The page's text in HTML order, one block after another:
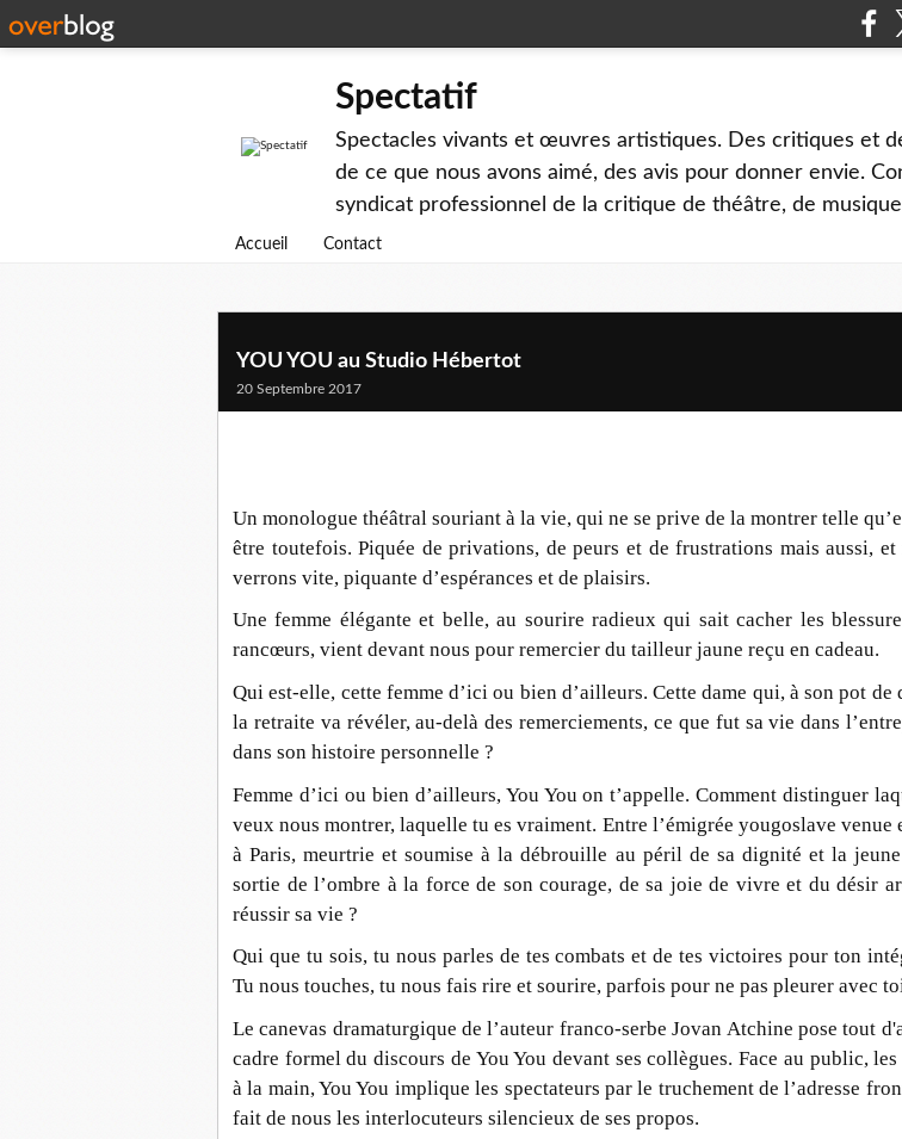
Spectatif
Spectacles vivants et œuvres artistiques. Des critiques et
de ce que nous avons aimé, des avis pour donner envie.
syndicat professionnel de la critique de théâtre, de
Accueil Contact
YOU YOU au Studio Hébertot
20 Septembre 2017
Un monologue théâtral souriant à la vie, qui ne se prive de la montrer telle
être toutefois. Piquée de privations, de peurs et de frustrations mais aussi, et
verrons vite, piquante d’espérances et de plaisirs.
Une femme élégante et belle, au sourire radieux qui sait cacher les
rancœurs, vient devant nous pour remercier du tailleur jaune reçu en cadeau.
Qui est-elle, cette femme d’ici ou bien d’ailleurs. Cette dame qui, à son pot de
la retraite va révéler, au-delà des remerciements, ce que fut sa vie dans
dans son histoire personnelle ?
Femme d’ici ou bien d’ailleurs, You You on t’appelle. Comment distinguer
veux nous montrer, laquelle tu es vraiment. Entre l’émigrée yougoslave venue
à Paris, meurtrie et soumise à la débrouille au péril de sa dignité et la
sortie de l’ombre à la force de son courage, de sa joie de vivre et du désir
réussir sa vie ?
Qui que tu sois, tu nous parles de tes combats et de tes victoires pour ton
Tu nous touches, tu nous fais rire et sourire, parfois pour ne pas pleurer avec
Le canevas dramaturgique de l’auteur franco-serbe Jovan Atchine pose tout
cadre formel du discours de You You devant ses collègues. Face au public, les
à la main, You You implique les spectateurs par le truchement de l’adresse
fait de nous les interlocuteurs silencieux de ses propos.